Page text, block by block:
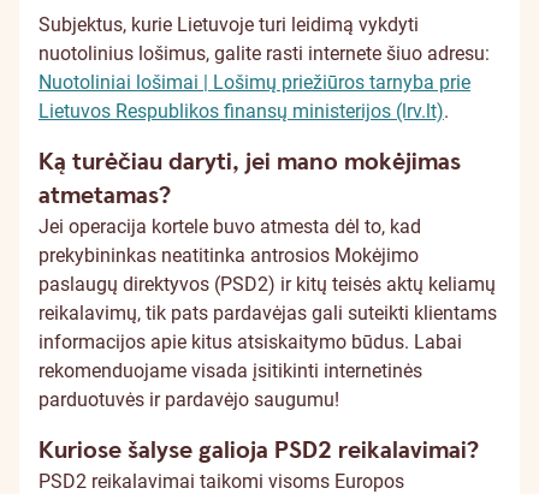
Subjektus, kurie Lietuvoje turi leidimą vykdyti
nuotolinius lošimus, galite rasti internete šiuo adresu:
Nuotoliniai lošimai | Lošimų priežiūros tarnyba prie
Lietuvos Respublikos finansų ministerijos (lrv.lt).
Ką turėčiau daryti, jei mano mokėjimas
atmetamas?
Jei operacija kortele buvo atmesta dėl to, kad
prekybininkas neatitinka antrosios Mokėjimo
paslaugų direktyvos (PSD2) ir kitų teisės aktų keliamų
reikalavimų, tik pats pardavėjas gali suteikti klientams
informacijos apie kitus atsiskaitymo būdus. Labai
rekomenduojame visada įsitikinti internetinės
parduotuvės ir pardavėjo saugumu!
Kuriose šalyse galioja PSD2 reikalavimai?
PSD2 reikalavimai taikomi visoms Europos